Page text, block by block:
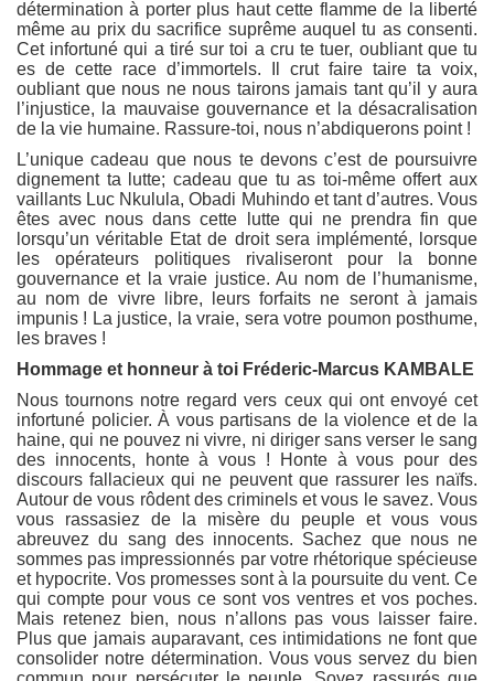
détermination à porter plus haut cette flamme de la liberté
même au prix du sacrifice suprême auquel tu as consenti.
Cet infortuné qui a tiré sur toi a cru te tuer, oubliant que tu
es de cette race d’immortels. Il crut faire taire ta voix,
oubliant que nous ne nous tairons jamais tant qu’il y aura
l’injustice, la mauvaise gouvernance et la désacralisation
de la vie humaine. Rassure-toi, nous n’abdiquerons point !
L’unique cadeau que nous te devons c’est de poursuivre
dignement ta lutte; cadeau que tu as toi-même offert aux
vaillants Luc Nkulula, Obadi Muhindo et tant d’autres. Vous
êtes avec nous dans cette lutte qui ne prendra fin que
lorsqu’un véritable Etat de droit sera implémenté, lorsque
les opérateurs politiques rivaliseront pour la bonne
gouvernance et la vraie justice. Au nom de l’humanisme,
au nom de vivre libre, leurs forfaits ne seront à jamais
impunis ! La justice, la vraie, sera votre poumon posthume,
les braves !
Hommage et honneur à toi Fréderic-Marcus KAMBALE
Nous tournons notre regard vers ceux qui ont envoyé cet
infortuné policier. À vous partisans de la violence et de la
haine, qui ne pouvez ni vivre, ni diriger sans verser le sang
des innocents, honte à vous ! Honte à vous pour des
discours fallacieux qui ne peuvent que rassurer les naïfs.
Autour de vous rôdent des criminels et vous le savez. Vous
vous rassasiez de la misère du peuple et vous vous
abreuvez du sang des innocents. Sachez que nous ne
sommes pas impressionnés par votre rhétorique spécieuse
et hypocrite. Vos promesses sont à la poursuite du vent. Ce
qui compte pour vous ce sont vos ventres et vos poches.
Mais retenez bien, nous n’allons pas vous laisser faire.
Plus que jamais auparavant, ces intimidations ne font que
consolider notre détermination. Vous vous servez du bien